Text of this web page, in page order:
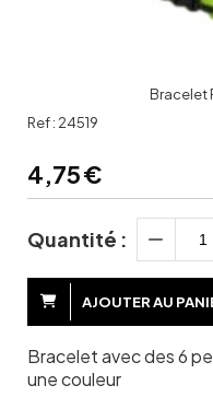
Bracelet
Ref : 24519
4,75€
Quantité :
AJOUTER AU
Bracelet avec des 6
une couleur